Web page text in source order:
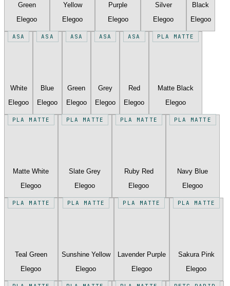
Green
Elegoo
Yellow
Elegoo
Purple
Elegoo
Silver
Elegoo
Black
Elegoo
ASA
White
Elegoo
ASA
Blue
Elegoo
ASA
Green
Elegoo
ASA
Grey
Elegoo
ASA
Red
Elegoo
PLA MATTE
Matte Black
Elegoo
PLA MATTE
Matte White
Elegoo
PLA MATTE
Slate Grey
Elegoo
PLA MATTE
Ruby Red
Elegoo
PLA MATTE
Navy Blue
Elegoo
PLA MATTE
Teal Green
Elegoo
PLA MATTE
Sunshine Yellow
Elegoo
PLA MATTE
Lavender Purple
Elegoo
PLA MATTE
Sakura Pink
Elegoo